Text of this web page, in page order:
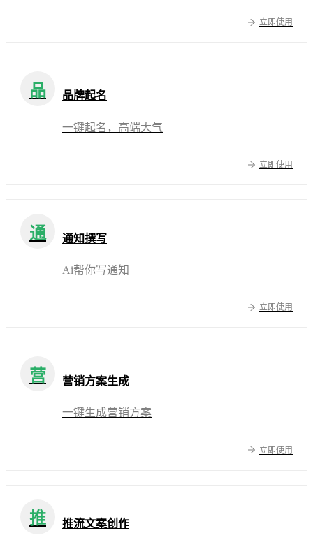
立即使用
品 品牌起名
一键起名，高端大气
立即使用
通 通知撰写
Ai帮你写通知
立即使用
营 营销方案生成
一键生成营销方案
立即使用
推 推流文案创作